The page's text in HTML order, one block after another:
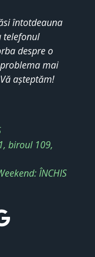
întotdeauna
telefonul
despre o
mai
așteptăm!
biroul 109,
ÎNCHIS